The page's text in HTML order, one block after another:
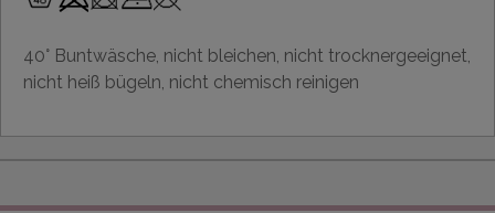
40° Buntwäsche, nicht bleichen, nicht trocknergeeignet,
nicht heiß bügeln, nicht chemisch reinigen